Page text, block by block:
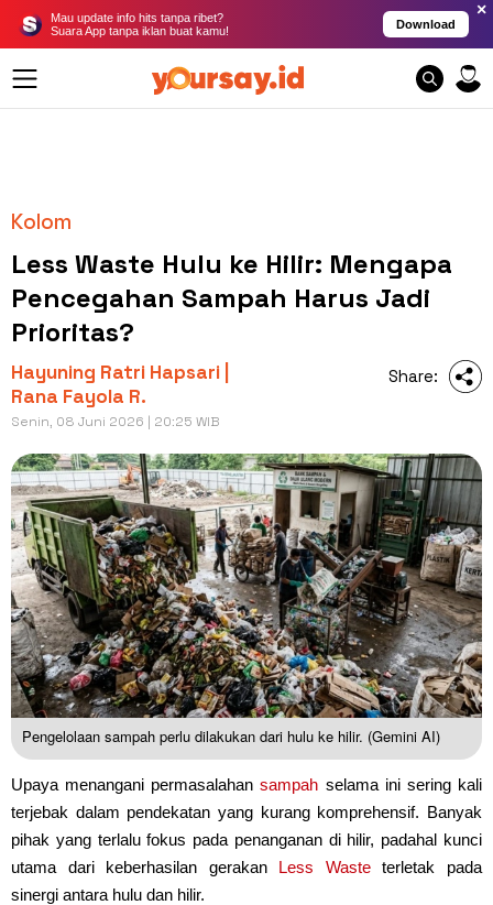
Mau update info hits tanpa ribet?
Suara App tanpa iklan buat kamu!
Download
×
Kolom
Less Waste Hulu ke Hilir: Mengapa
Pencegahan Sampah Harus Jadi
Prioritas?
Hayuning Ratri Hapsari |
Rana Fayola R.
Senin, 08 Juni 2026 | 20:25 WIB
Share:
Pengelolaan sampah perlu dilakukan dari hulu ke hilir. (Gemini AI)
Upaya menangani permasalahansampah selama ini sering kali
terjebak dalam pendekatan yang kurang komprehensif. Banyak
pihak yang terlalu fokus pada penanganan di hilir, padahal kunci
utama dari keberhasilan gerakan Less Wasteterletak pada
sinergi antara hulu dan hilir.